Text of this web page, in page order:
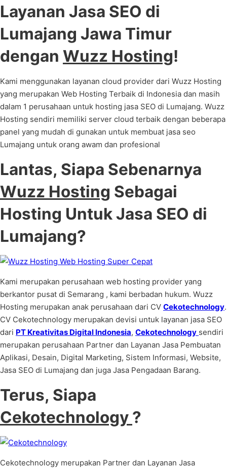
Layanan Jasa SEO di
Lumajang Jawa Timur
dengan Wuzz Hosting!
Kami menggunakan layanan cloud provider dari Wuzz Hosting
yang merupakan Web Hosting Terbaik di Indonesia dan masih
dalam 1 perusahaan untuk hosting jasa SEO di Lumajang. Wuzz
Hosting sendiri memiliki server cloud terbaik dengan beberapa
panel yang mudah di gunakan untuk membuat jasa seo
Lumajang untuk orang awam dan profesional
Lantas, Siapa Sebenarnya
Wuzz Hosting Sebagai
Hosting Untuk Jasa SEO di
Lumajang?
Kami merupakan perusahaan web hosting provider yang
berkantor pusat di Semarang , kami berbadan hukum. Wuzz
Hosting merupakan anak perusahaan dari CV Cekotechnology.
CV Cekotechnology merupakan devisi untuk layanan jasa SEO
dari PT Kreativitas Digital Indonesia, Cekotechnology sendiri
merupakan perusahaan Partner dan Layanan Jasa Pembuatan
Aplikasi, Desain, Digital Marketing, Sistem Informasi, Website,
Jasa SEO di Lumajang dan juga Jasa Pengadaan Barang.
Terus, Siapa
Cekotechnology ?
Cekotechnology merupakan Partner dan Layanan Jasa